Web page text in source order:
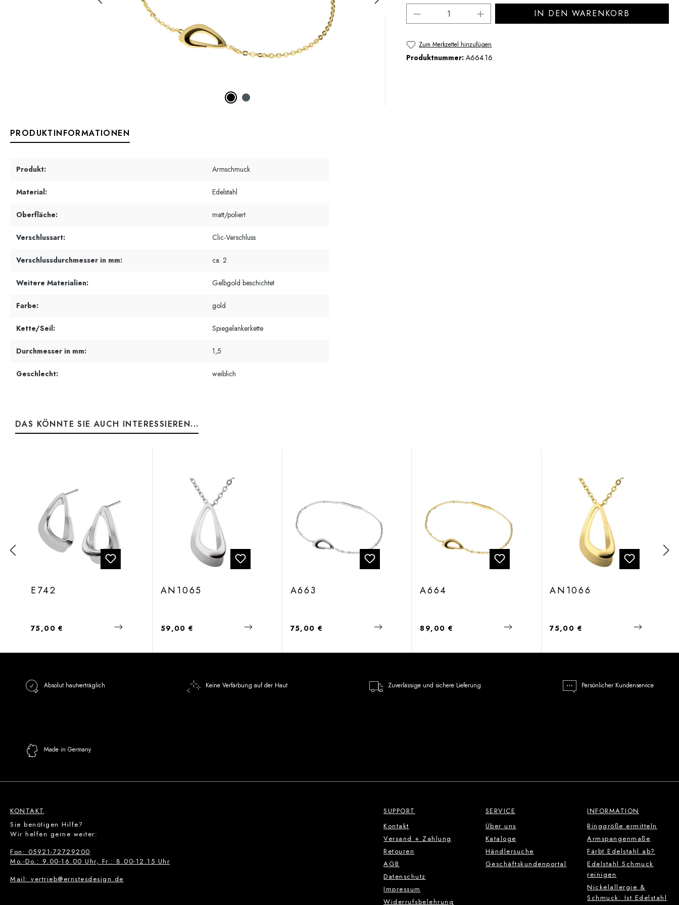
Produkt Anzahl: Gib den gewünschten Wert ein
IN DEN WARENKORB
Zum Merkzettel hinzufügen
Produktnummer: A664.16
PRODUKTINFORMATIONEN
Produkt: Armschmuck
Material: Edelstahl
Oberfläche: matt/poliert
Verschlussart: Clic-Verschluss
Verschlussdurchmesser in mm: ca. 2
Weitere Materialien: Gelbgold beschichtet
Farbe: gold
Kette/Seil: Spiegelankerkette
Durchmesser in mm: 1,5
Geschlecht: weiblich
DAS KÖNNTE SIE AUCH INTERESSIEREN...
E742
Regulärer Preis:
75,00 €
AN1065
Regulärer Preis:
59,00 €
A663
Regulärer Preis:
75,00 €
A664
Regulärer Preis:
89,00 €
AN1066
Regulärer Preis:
75,00 €
Absolut hautverträglich Keine Verfärbung auf der Haut Zuverlässige und sichere Lieferung Persönlicher Kundenservice
Made in Germany
KONTAKT
Sie benötigen Hilfe?
Wir helfen gerne weiter:
Fon: 05921-72729200
Mo.-Do.: 9.00-16.00 Uhr, Fr.: 8.00-12.15 Uhr
Mail: vertrieb@ernstesdesign.de
SUPPORT
Kontakt
Versand + Zahlung
Retouren
AGB
Datenschutz
Impressum
Widerrufsbelehrung
SERVICE
Über uns
Kataloge
Händlersuche
Geschäftskundenportal
INFORMATION
Ringgröße ermitteln
Armspangenmaße
Färbt Edelstahl ab?
Edelstahl Schmuck
reinigen
Nickelallergie &
Schmuck: Ist Edelstahl